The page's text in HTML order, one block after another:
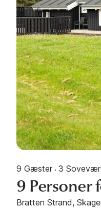
9 Gæster · 3
9 Personer
Bratten Strand,